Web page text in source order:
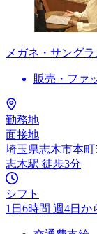
メガネ・サング
販売・ファ
勤務地
面接地
埼玉県志木市本町
志木駅 徒歩3分
シフト
1日6時間 週4日か